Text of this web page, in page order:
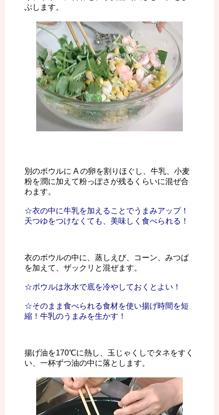
ぶします。
別のボウルに A の卵を割りほぐし、牛乳、小麦
粉を潤に加えて粉っぽさが残るくらいに混ぜ合
わます。
☆衣の中に牛乳を加えることでうまみアップ！
天つゆをつけなくても、美味しく食べられる！
衣のボウルの中に、蒸しえび、コーン、みつば
を加えて、ザックリと混ぜます。
☆ボウルは氷水で底を冷やしておくとよい！
☆そのまま食べられる食材を使い揚げ時間を短
縮！牛乳のうまみを生かす！
揚げ油を170℃に熱し、玉じゃくしでタネをすく
い、一杯ずつ油の中に落とします。